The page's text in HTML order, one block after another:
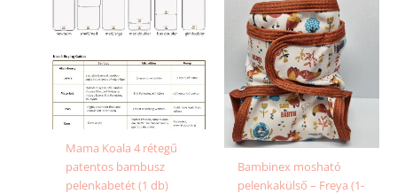
Mama Koala 4 rétegű
patentos bambusz
pelenkabetét (1 db)
Bambinex mosható
pelenkakülső – Freya (1-